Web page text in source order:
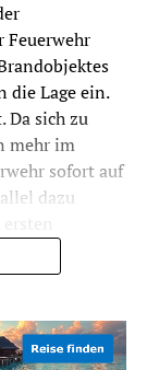
Feuerwehr
die Lage ein.
Da sich zu
mehr im
sofort auf
dazu